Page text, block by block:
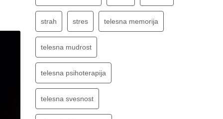
strah stres telesna memorija
telesna mudrost
telesna psihoterapija
telesna svesnost